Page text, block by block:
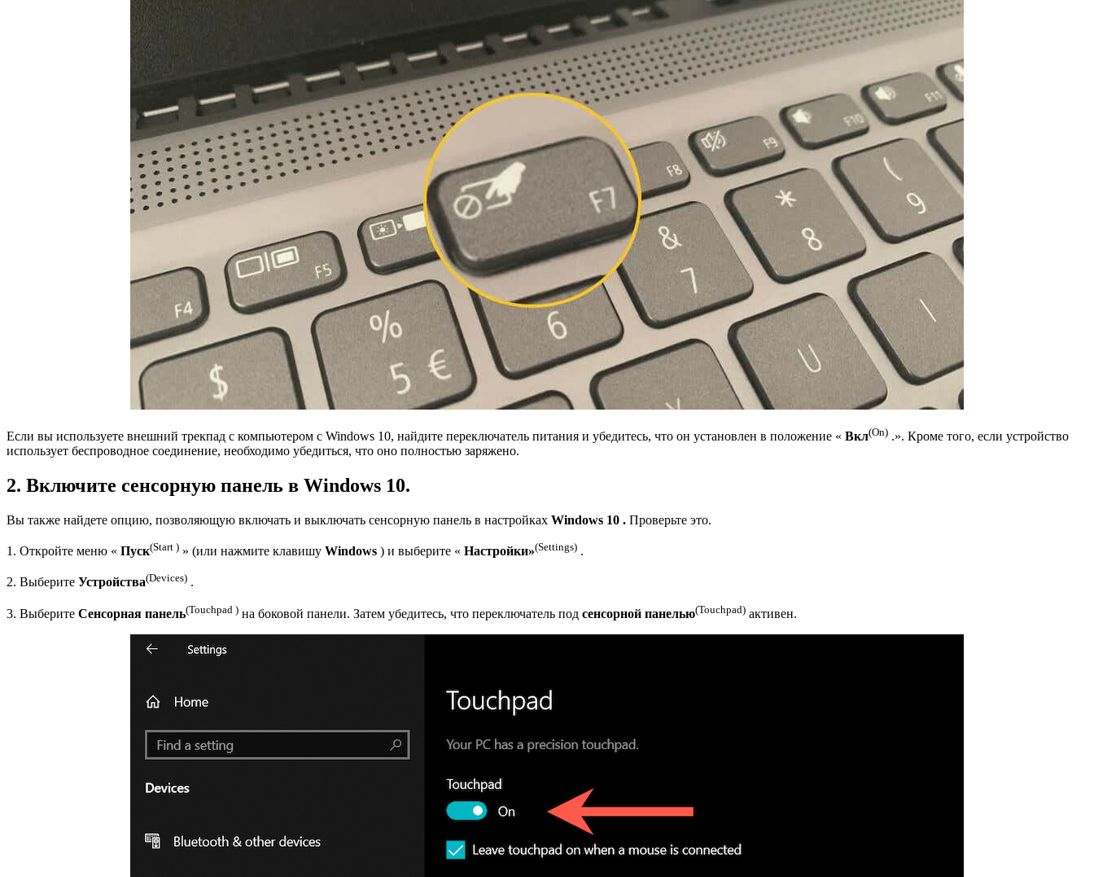
Если вы используете внешний трекпад с компьютером с Windows 10, найдите переключатель питания и убедитесь, что он установлен в положение « Вкл(On) .». Кроме того, если устройство
использует беспроводное соединение, необходимо убедиться, что оно полностью заряжено.
2. Включите сенсорную панель в Windows 10.
Вы также найдете опцию, позволяющую включать и выключать сенсорную панель в настройках Windows 10 . Проверьте это.
1. Откройте меню « Пуск(Start ) » (или нажмите клавишу Windows ) и выберите « Настройки»(Settings) .
2. Выберите Устройства(Devices) .
3. Выберите Сенсорная панель(Touchpad ) на боковой панели. Затем убедитесь, что переключатель под сенсорной панелью(Touchpad) активен.